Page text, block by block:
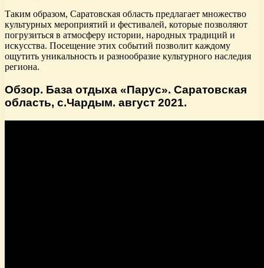
Таким образом, Саратовская область предлагает множество
культурных мероприятий и фестивалей, которые позволяют
погрузиться в атмосферу истории, народных традиций и
искусства. Посещение этих событий позволит каждому
ощутить уникальность и разнообразие культурного наследия
региона.
Обзор. База отдыха «Парус». Саратовская
область, с.Чардым. август 2021.